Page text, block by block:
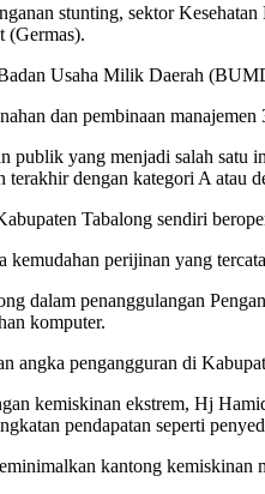
stunting, sektor
(Germas).
Usaha Milik Daerah
dan pembinaan
publik yang menjadi salah satu
terakhir dengan kategori A atau
Tabalong sendiri
perijinan yang
dalam penanggulangan
komputer.
angka pengangguran di
kemiskinan ekstrem, Hj
pendapatan seperti
kantong kemiskinan